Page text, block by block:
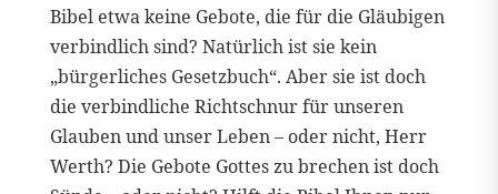
Bibel etwa keine Gebote, die für die Gläubigen
verbindlich sind? Natürlich ist sie kein
„bürgerliches Gesetzbuch“. Aber sie ist doch
die verbindliche Richtschnur für unseren
Glauben und unser Leben – oder nicht, Herr
Werth? Die Gebote Gottes zu brechen ist doch